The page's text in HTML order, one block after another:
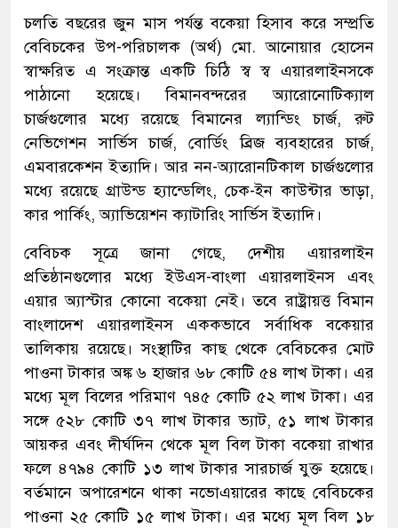
চলতি বছরের জুন মাস পর্যন্ত বকেয়া হিসাব করে সম্প্রতি
বেবিচকের উপ-পরিচালক (অর্থ) মো. আনোয়ার হোসেন
স্বাক্ষরিত এ সংক্রান্ত একটি চিঠি স্ব স্ব এয়ারলাইনসকে
পাঠানো হয়েছে। বিমানবন্দরের অ্যারোনোটিক্যাল
চার্জগুলোর মধ্যে রয়েছে বিমানের ল্যান্ডিং চার্জ, রুট
নেভিগেশন সার্ভিস চার্জ, বোর্ডিং ব্রিজ ব্যবহারের চার্জ,
এমবারকেশন ইত্যাদি। আর নন-অ্যারোনটিকাল চার্জগুলোর
মধ্যে রয়েছে গ্রাউন্ড হ্যান্ডেলিং, চেক-ইন কাউন্টার ভাড়া,
কার পার্কিং, অ্যাভিয়েশন ক্যাটারিং সার্ভিস ইত্যাদি।
বেবিচক সূত্রে জানা গেছে, দেশীয় এয়ারলাইন
প্রতিষ্ঠানগুলোর মধ্যে ইউএস-বাংলা এয়ারলাইনস এবং
এয়ার অ্যাস্টার কোনো বকেয়া নেই। তবে রাষ্ট্রায়ত্ত বিমান
বাংলাদেশ এয়ারলাইনস এককভাবে সর্বাধিক বকেয়ার
তালিকায় রয়েছে। সংস্থাটির কাছ থেকে বেবিচকের মোট
পাওনা টাকার অঙ্ক ৬ হাজার ৬৮ কোটি ৫৪ লাখ টাকা। এর
মধ্যে মূল বিলের পরিমাণ ৭৪৫ কোটি ৫২ লাখ টাকা। এর
সঙ্গে ৫২৮ কোটি ৩৭ লাখ টাকার ভ্যাট, ৫১ লাখ টাকার
আয়কর এবং দীর্ঘদিন থেকে মূল বিল টাকা বকেয়া রাখার
ফলে ৪৭৯৪ কোটি ১৩ লাখ টাকার সারচার্জ যুক্ত হয়েছে।
বর্তমানে অপারেশনে থাকা নভোএয়ারের কাছে বেবিচকের
পাওনা ২৫ কোটি ১৫ লাখ টাকা। এর মধ্যে মূল বিল ১৮